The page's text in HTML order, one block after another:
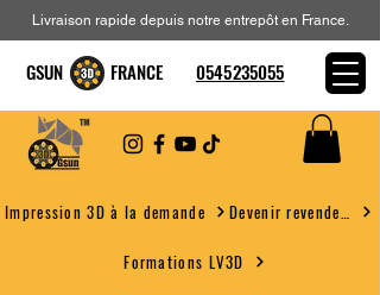
Impression 3D à la demande
Formations LV3D
Livraison rapide depuis notre entrepôt en France.
GSUN FRANCE 0545235055